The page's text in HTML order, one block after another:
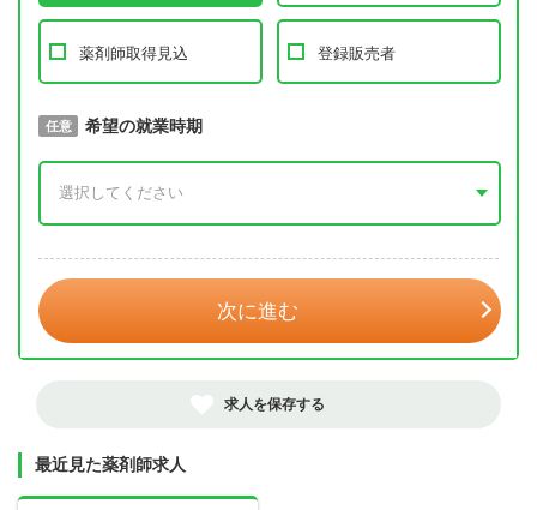
薬剤師取得見込 登録販売者
必須 取得予定年
任意 希望の就業時期
次に進む
求人を保存する
最近見た薬剤師求人